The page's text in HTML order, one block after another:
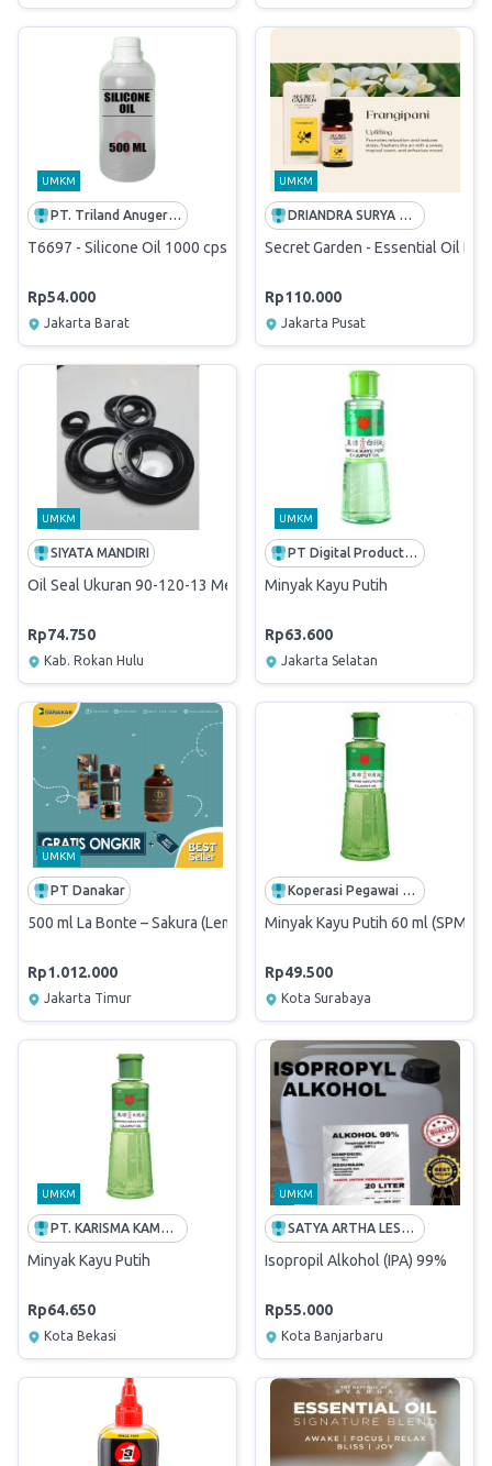
UMKM
PT. Triland Anugerah Mandiri
T6697 - Silicone Oil 1000 cps / treadmill 500 mL - Spesifikasi
Rp54.000
Jakarta Barat
UMKM
DRIANDRA SURYA PERKASA
Secret Garden - Essential Oil
Rp110.000
Jakarta Pusat
UMKM
SIYATA MANDIRI
Oil Seal Ukuran 90-120-13 Merek Corteco
Rp74.750
Kab. Rokan Hulu
UMKM
PT Digital Production Kreasi
Minyak Kayu Putih
Rp63.600
Jakarta Selatan
UMKM
PT Danakar
500 ml La Bonte – Sakura (Lemongrass) Diffuser Machine
Rp1.012.000
Jakarta Timur
Koperasi Pegawai Pelabuhan Indonesia
Minyak Kayu Putih 60 ml
Rp49.500
Kota Surabaya
UMKM
PT. KARISMA KAMANIKA ABADI
Minyak Kayu Putih
Rp64.650
Kota Bekasi
UMKM
SATYA ARTHA LESTARI
Isopropil Alkohol (IPA) 99%
Rp55.000
Kota Banjarbaru